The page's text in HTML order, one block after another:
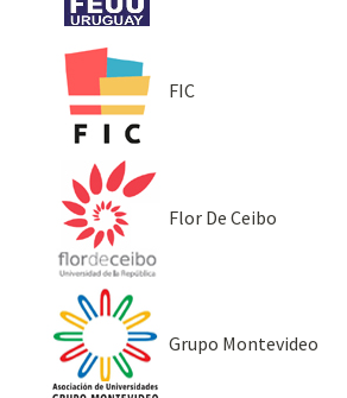
FIC
Flor De Ceibo
Grupo Montevideo